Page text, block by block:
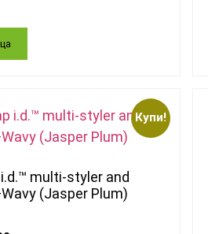
Купи!
multi-styler and
(Jasper Plum)